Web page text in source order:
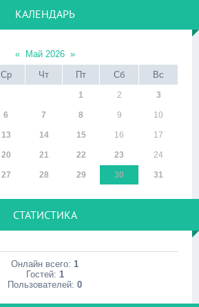
КАЛЕНДАРЬ
« Май 2026 »
Ср Чт Пт Сб Вс
1 2 3
6 7 8 9 10
13 14 15 16 17
20 21 22 23 24
27 28 29 30 31
СТАТИСТИКА
Онлайн всего: 1
Гостей: 1
Пользователей: 0